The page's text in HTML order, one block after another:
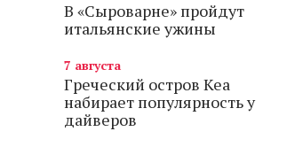
В «Сыроварне» пройдут
итальянские ужины
7 августа
Греческий остров Кеа
набирает популярность у
дайверов